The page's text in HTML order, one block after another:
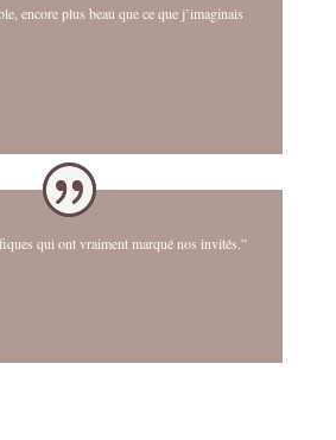
encore plus beau que ce que j’imaginais
qui ont vraiment marqué nos invités.”